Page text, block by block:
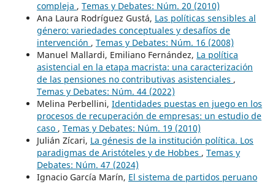
compleja , Temas y Debates: Núm. 20 (2010)
Ana Laura Rodríguez Gustá, Las políticas sensibles al
género: variedades conceptuales y desafíos de
intervención , Temas y Debates: Núm. 16 (2008)
Manuel Mallardi, Emiliano Fernández, La política
asistencial en la etapa macrista: una caracterización
de las pensiones no contributivas asistenciales ,
Temas y Debates: Núm. 44 (2022)
Melina Perbellini, Identidades puestas en juego en los
procesos de recuperación de empresas: un estudio de
caso , Temas y Debates: Núm. 19 (2010)
Julián Zícari, La génesis de la institución política. Los
paradigmas de Aristóteles y de Hobbes , Temas y
Debates: Núm. 47 (2024)
Ignacio García Marín, El sistema de partidos peruano